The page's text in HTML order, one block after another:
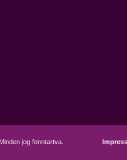
jog fenntartva.